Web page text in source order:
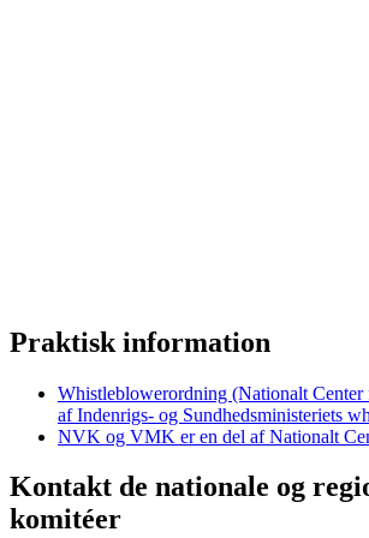
Praktisk information
Whistleblowerordning (Nationalt
af Indenrigs- og Sundhedsministeriets
NVK og VMK er en del af Nationalt
Kontakt de nationale og
komitéer